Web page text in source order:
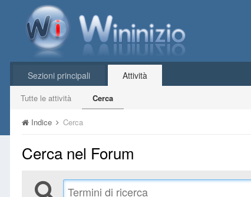
Sezioni principali Attività
Tutte le attività Cerca
Indice Cerca
Cerca nel Forum